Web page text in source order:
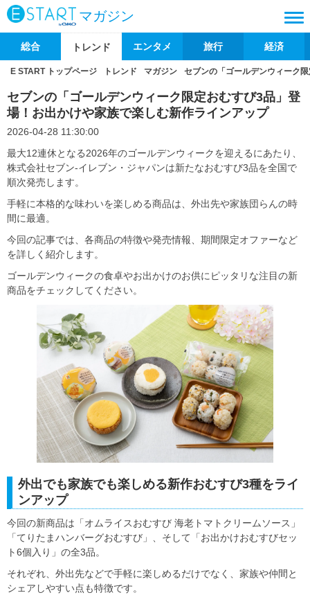
マガジン
総合 トレンド エンタメ 旅行 経済
E START トップページ トレンド マガジン セブンの「ゴールデンウィーク
セブンの「ゴールデンウィーク限定おむすび3品」登
場！お出かけや家族で楽しむ新作ラインアップ
2026-04-28 11:30:00
最大12連休となる2026年のゴールデンウィークを迎えるにあたり、
株式会社セブン‐イレブン・ジャパンは新たなおむすび3品を全国で
順次発売します。
手軽に本格的な味わいを楽しめる商品は、外出先や家族団らんの時
間に最適。
今回の記事では、各商品の特徴や発売情報、期間限定オファーなど
を詳しく紹介します。
ゴールデンウィークの食卓やお出かけのお供にピッタリな注目の新
商品をチェックしてください。
外出でも家族でも楽しめる新作おむすび3種をライ
ンアップ
今回の新商品は「オムライスおむすび 海老トマトクリームソース」
「てりたまハンバーグおむすび」、そして「お出かけおむすびセッ
ト6個入り」の全3品。
それぞれ、外出先などで手軽に楽しめるだけでなく、家族や仲間と
シェアしやすい点も特徴です。